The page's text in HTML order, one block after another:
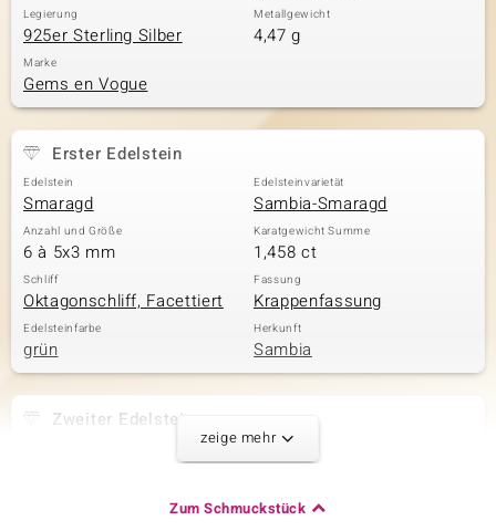
Legierung
925er Sterling Silber
Metallgewicht
4,47 g
Marke
Gems en Vogue
Erster Edelstein
Edelstein
Smaragd
Edelsteinvarietät
Sambia-Smaragd
Anzahl und Größe
6 à 5x3 mm
Karatgewicht Summe
1,458 ct
Schliff
Oktagonschliff, Facettiert
Fassung
Krappenfassung
Edelsteinfarbe
grün
Herkunft
Sambia
Zweiter Edelstein
4 à 2 mm
Rundschliff
zeige mehr
Zum Schmuckstück